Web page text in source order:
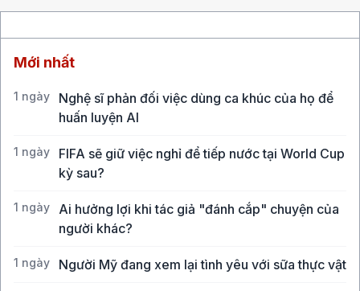
Mới nhất
1 ngày
Nghệ sĩ phản đối việc dùng ca khúc của họ để
huấn luyện AI
1 ngày
FIFA sẽ giữ việc nghỉ để tiếp nước tại World Cup
kỳ sau?
1 ngày
Ai hưởng lợi khi tác giả "đánh cắp" chuyện của
người khác?
1 ngày Người Mỹ đang xem lại tình yêu với sữa thực vật